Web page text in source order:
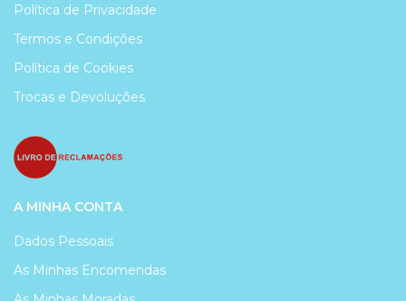
Política de Privacidade
Termos e Condições
Política de Cookies
Trocas e Devoluções
A MINHA CONTA
Dados Pessoais
As Minhas Encomendas